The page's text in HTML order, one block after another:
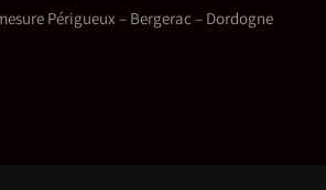
Périgueux – Bergerac – Dordogne